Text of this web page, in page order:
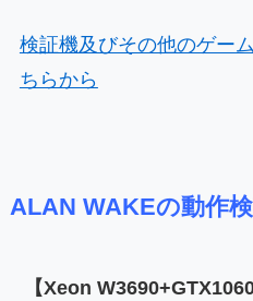
検証機及びその他のゲー
ちらから
ALAN WAKEの動作
【Xeon